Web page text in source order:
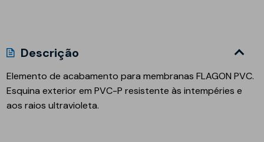
Descrição
Elemento de acabamento para membranasFLAGON PVC.
Esquina exterior em PVC-P resistente às intempéries e
aos raios ultravioleta.